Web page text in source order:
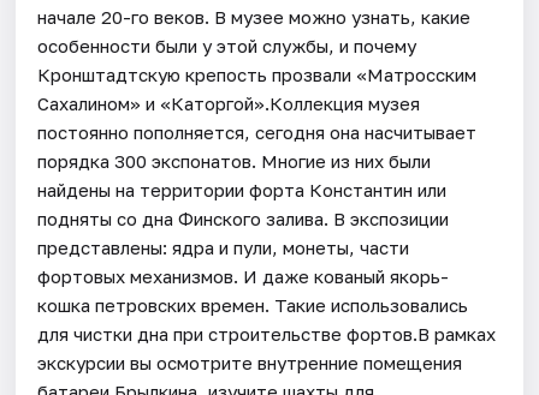
начале 20-го веков. В музее можно узнать, какие
особенности были у этой службы, и почему
Кронштадтскую крепость прозвали «Матросским
Сахалином» и «Каторгой».Коллекция музея
постоянно пополняется, сегодня она насчитывает
порядка 300 экспонатов. Многие из них были
найдены на территории форта Константин или
подняты со дна Финского залива. В экспозиции
представлены: ядра и пули, монеты, части
фортовых механизмов. И даже кованый якорь-
кошка петровских времен. Такие использовались
для чистки дна при строительстве фортов.В рамках
экскурсии вы осмотрите внутренние помещения